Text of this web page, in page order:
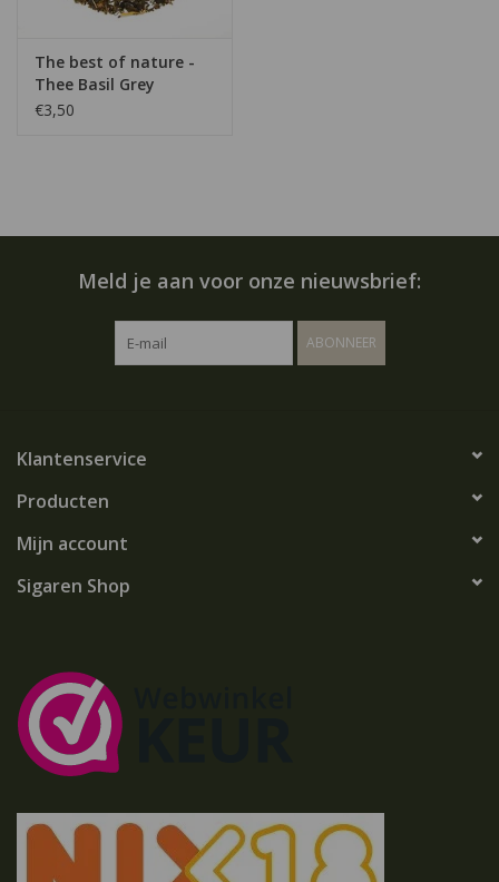
The best of nature -
Thee Basil Grey
€3,50
Meld je aan voor onze nieuwsbrief:
ABONNEER
Klantenservice
Producten
Mijn account
Sigaren Shop